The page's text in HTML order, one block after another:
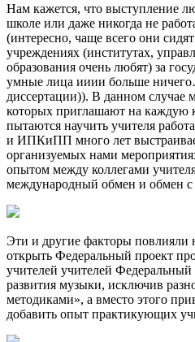
Нам кажется, что выступление
школе или даже никогда не
(интересно, чаще всего они
учреждениях (институтах,
образования очень любят) за
умные лица ииии больше
диссертации)). В данном случае
которых приглашают на каждую
пытаются научить учителя
и ИПКиПП много лет
организуемых нами
опытом между коллегами
международный обмен и обмен
Эти и другие факторы повлияли
открыть Федеральный проект
учителей учителей
развития музыки, исключив
методиками», а вместо этого
добавить опыт практикующих